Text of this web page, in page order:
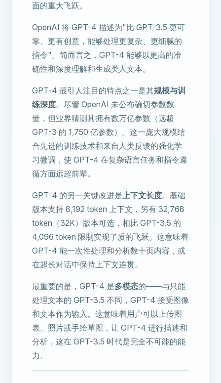
面的重大飞跃。
OpenAI 将 GPT-4 描述为"比 GPT-3.5 更可
靠、更有创意，能够处理更复杂、更细腻的
指令"。简而言之，GPT-4 能够以更高的准
确性和深度理解和生成类人文本。
GPT-4 最引人注目的特点之一是其规模与训
练深度。尽管 OpenAI 未公布确切参数数
量，但业界猜测其拥有数万亿参数（远超
GPT-3 的 1,750 亿参数）。这一庞大规模结
合先进的训练技术和来自人类反馈的强化学
习微调，使 GPT-4 在复杂语言任务和指令遵
循方面远超前辈。
GPT-4 的另一关键改进是上下文长度。基础
版本支持 8,192 token 上下文，另有 32,768
token（32K）版本可选，相比 GPT-3.5 的
4,096 token 限制实现了质的飞跃。这意味着
GPT-4 能一次性处理和分析数十页内容，或
在超长对话中保持上下文连贯。
最重要的是，GPT-4 是多模态的——与只能
处理文本的 GPT-3.5 不同，GPT-4 接受图像
和文本作为输入。这意味着用户可以上传图
表、照片或手绘草图，让 GPT-4 进行描述和
分析，这在 GPT-3.5 时代是完全不可能的能
力。